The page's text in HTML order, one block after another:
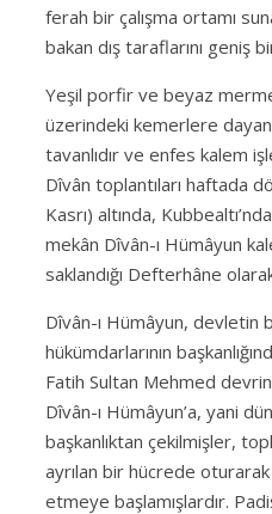
ferah bir çalışma ortamı
bakan dış taraflarını geniş
Yeşil porfir ve beyaz
üzerindeki kemerlere
tavanlıdır ve enfes kalem
Dîvân toplantıları haftada
Kasrı) altında,
mekân Dîvân-ı Hümâyun
saklandığı Defterhâne olarak
Dîvân-ı Hümâyun, devletin
hükümdarlarının
Fatih Sultan Mehmed
Dîvân-ı Hümâyun’a, yani
başkanlıktan çekilmişler,
ayrılan bir hücrede
etmeye başlamışlardır.